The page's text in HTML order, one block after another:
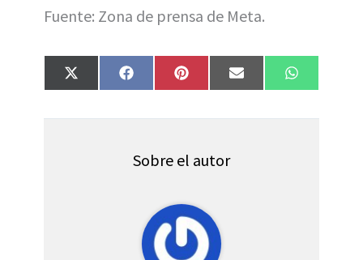
Fuente: Zona de prensa de Meta.
Compartir
en
X
(
w
Compartir
en
F
a
e
o
k
Compartir
en
P
i
t
e
s
Compartir
en
E
m
i
Compartir
en
W
h
t
Sobre el autor